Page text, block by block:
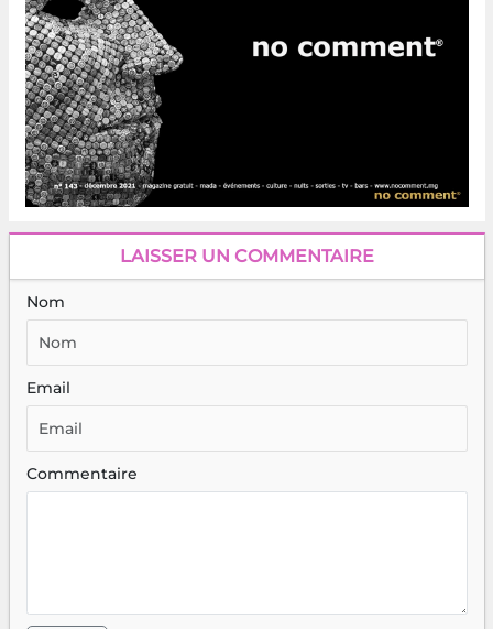
LAISSER UN COMMENTAIRE
Nom
Email
Commentaire